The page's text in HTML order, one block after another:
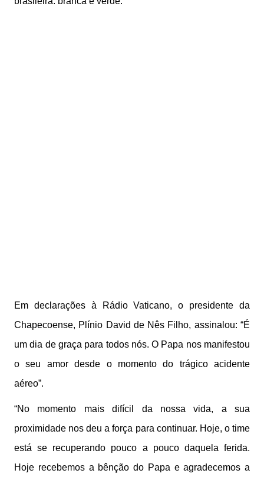
Em declarações à Rádio Vaticano, o presidente da
Chapecoense, Plínio David de Nês Filho, assinalou: “É
um dia de graça para todos nós. O Papa nos manifestou
o seu amor desde o momento do trágico acidente
aéreo”.
“No momento mais difícil da nossa vida, a sua
proximidade nos deu a força para continuar. Hoje, o time
está se recuperando pouco a pouco daquela ferida.
Hoje recebemos a bênção do Papa e agradecemos a